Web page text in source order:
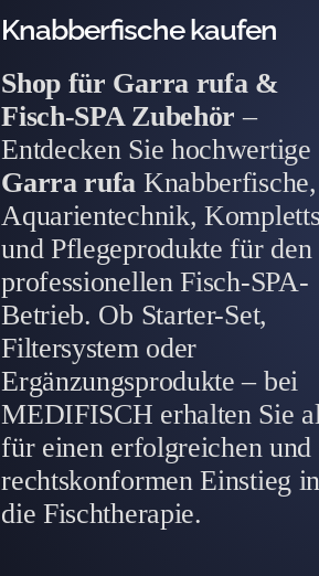
Knabberfische kaufen
Shop für Garra rufa &
Fisch-SPA Zubehör –
Entdecken Sie hochwertige
Garra rufa Knabberfische,
Aquarientechnik,
und Pflegeprodukte für den
professionellen Fisch-SPA-
Betrieb. Ob Starter-Set,
Filtersystem oder
Ergänzungsprodukte – bei
MEDIFISCH erhalten Sie
für einen erfolgreichen und
rechtskonformen Einstieg
die Fischtherapie.